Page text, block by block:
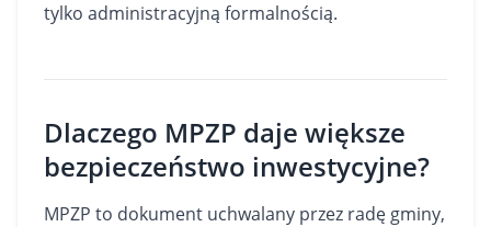
tylko administracyjną formalnością.
Dlaczego MPZP daje większe
bezpieczeństwo inwestycyjne?
MPZP to dokument uchwalany przez radę gminy,